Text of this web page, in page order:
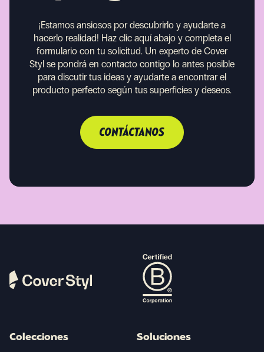
¡Estamos ansiosos por descubrirlo y ayudarte a
hacerlo realidad! Haz clic aquí abajo y completa el
formulario con tu solicitud. Un experto de Cover
Styl se pondrá en contacto contigo lo antes posible
para discutir tus ideas y ayudarte a encontrar el
producto perfecto según tus superficies y deseos.
CONTÁCTANOS
Colecciones Soluciones